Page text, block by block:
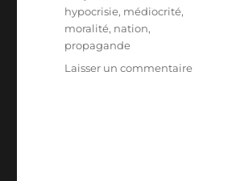
hypocrisie, médiocrité,
moralité, nation,
propagande
Laisser un commentairesur